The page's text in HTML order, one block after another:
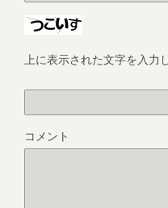
上に表示された文字を入力
コメント